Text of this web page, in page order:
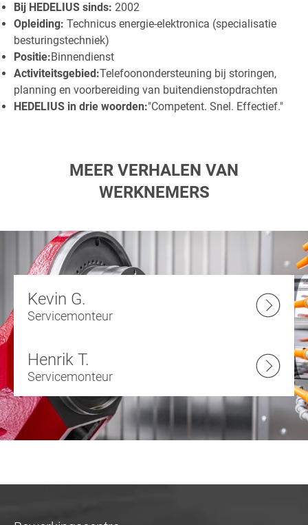
Bij HEDELIUS sinds: 2002
Opleiding: Technicus energie-elektronica (specialisatie
besturingstechniek)
Positie:Binnendienst
Activiteitsgebied:Telefoonondersteuning bij storingen,
planning en voorbereiding van buitendienstopdrachten
HEDELIUS in drie woorden:"Competent. Snel. Effectief."
MEER VERHALEN VAN
WERKNEMERS
Kevin G.
Servicemonteur
Henrik T.
Servicemonteur